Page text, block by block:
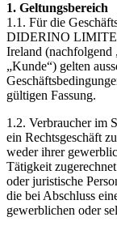
1. Geltungsbereich
1.1. Für die
DIDERINO
Ireland (nachfolgend
„Kunde“) gelten
gültigen Fassung.
1.2. Verbraucher im
ein Rechtsgeschäft
weder ihrer
Tätigkeit
oder juristische
die bei Abschluss
gewerblichen oder